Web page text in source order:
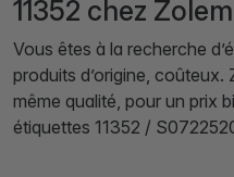
11352 chez
Vous êtes à la recherche
produits d’origine,
même qualité, pour un prix
étiquettes 11352 /